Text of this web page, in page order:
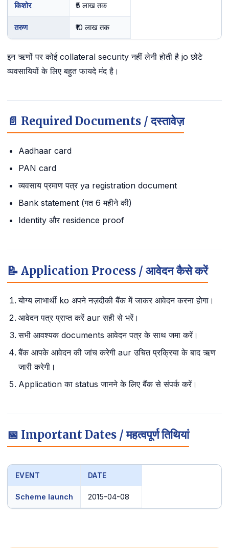
किशोर ₹5 लाख तक
तरुण ₹10 लाख तक
इन ऋणों पर कोई collateral security नहीं लेनी होती है jo छोटे
व्यवसायियों के लिए बहुत फायदे मंद है।
📄 Required Documents / दस्तावेज़
Aadhaar card
PAN card
व्यवसाय प्रमाण पत्र ya registration document
Bank statement (गत 6 महीने की)
Identity और residence proof
📝 Application Process / आवेदन कैसे करें
योग्य लाभार्थी ko अपने नज़दीकी बैंक में जाकर आवेदन करना होगा।
आवेदन पत्र प्राप्त करें aur सही से भरें।
सभी आवश्यक documents आवेदन पत्र के साथ जमा करें।
बैंक आपके आवेदन की जांच करेगी aur उचित प्रक्रिया के बाद ऋण
जारी करेगी।
Application का status जानने के लिए बैंक से संपर्क करें।
📅 Important Dates / महत्वपूर्ण तिथियां
EVENT DATE
Scheme launch 2015-04-08